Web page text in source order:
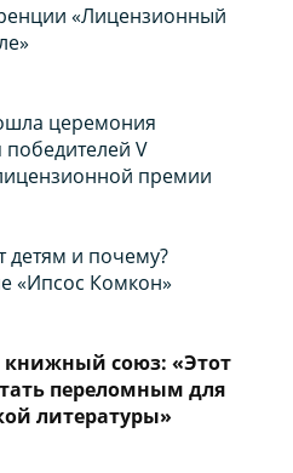
«Лицензионный
церемония
V
премии
детям и почему?
«Ипсос Комкон»
книжный союз: «Этот
переломным для
литературы»